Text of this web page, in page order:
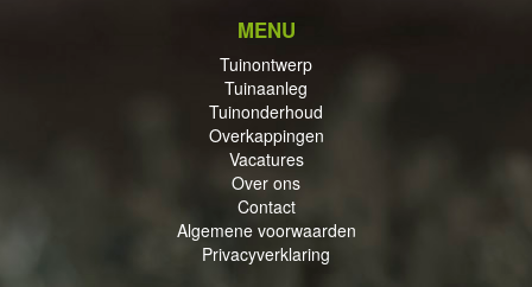
MENU
Tuinontwerp
Tuinaanleg
Tuinonderhoud
Overkappingen
Vacatures
Over ons
Contact
Algemene voorwaarden
Privacyverklaring